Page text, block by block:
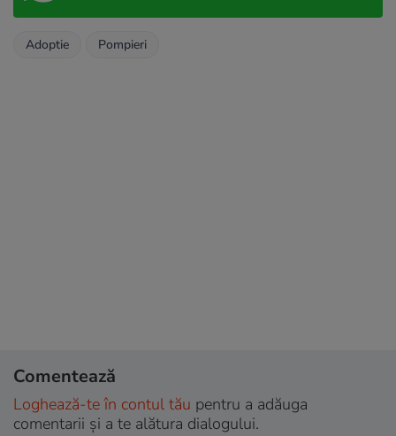
Adoptie Pompieri
Comentează
Loghează-te în contul tău pentru a adăuga
comentarii și a te alătura dialogului.